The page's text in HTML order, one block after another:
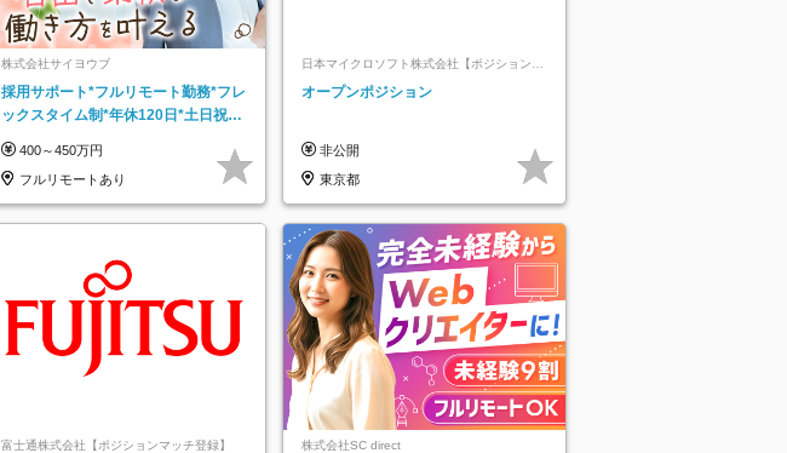
株式会社サイヨウブ
採用サポート*フルリモート勤務*フレ
ックスタイム制*年休120日*土日祝休
400～450万円
フルリモートあり
日本マイクロソフト株式会社【ポジションマ
ッチ登録】
オープンポジション
非公開
東京都
富士通株式会社【ポジションマッチ登録】 株式会社SC direct